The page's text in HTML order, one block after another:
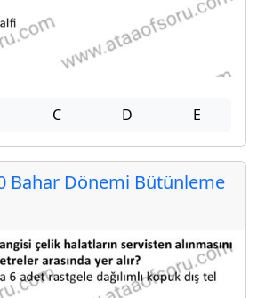
C D E
Bahar Dönemi Bütünleme